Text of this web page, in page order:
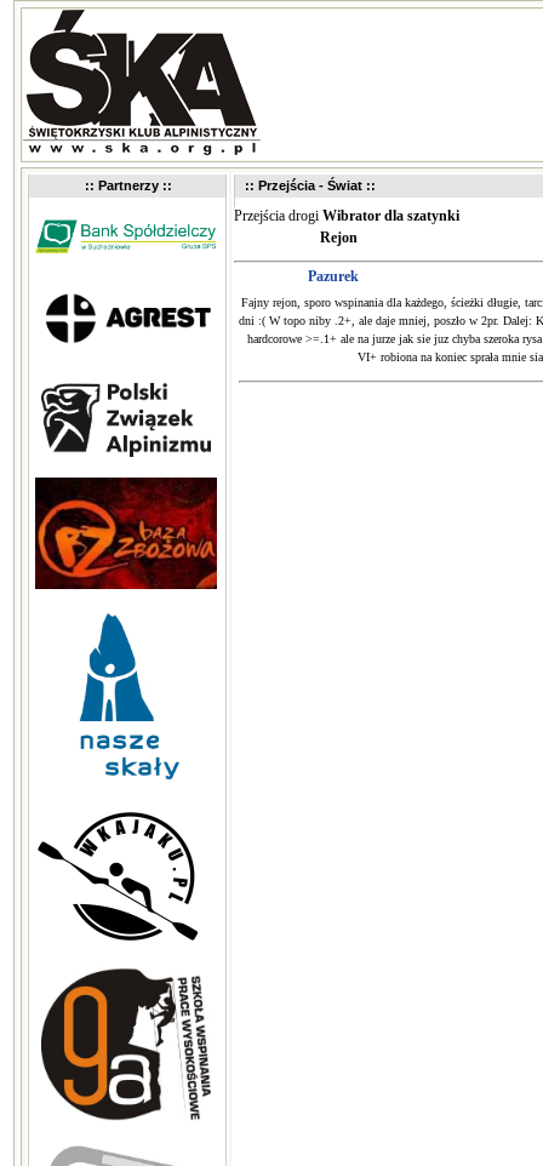
:: Partnerzy :: :: Przejścia - Świat ::
Przejścia drogi Wibrator dla szatynki
Rejon
Pazurek
Fajny rejon, sporo wspinania dla każdego, ścieżki długie,
dni :( W topo niby .2+, ale daje mniej, poszło w 2pr. Dalej:
hardcorowe >=.1+ ale na jurze jak sie juz chyba szeroka
VI+ robiona na koniec sprała mnie